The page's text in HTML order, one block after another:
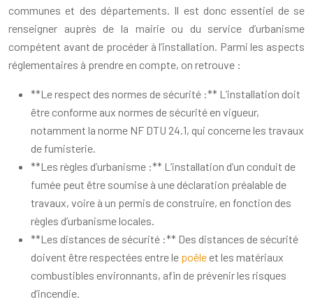
communes et des départements. Il est donc essentiel de se
renseigner auprès de la mairie ou du service d’urbanisme
compétent avant de procéder à l’installation. Parmi les aspects
réglementaires à prendre en compte, on retrouve :
**Le respect des normes de sécurité :** L’installation doit
être conforme aux normes de sécurité en vigueur,
notamment la norme NF DTU 24.1, qui concerne les travaux
de fumisterie.
**Les règles d’urbanisme :** L’installation d’un conduit de
fumée peut être soumise à une déclaration préalable de
travaux, voire à un permis de construire, en fonction des
règles d’urbanisme locales.
**Les distances de sécurité :** Des distances de sécurité
doivent être respectées entre le poêleet les matériaux
combustibles environnants, afin de prévenir les risques
d’incendie.